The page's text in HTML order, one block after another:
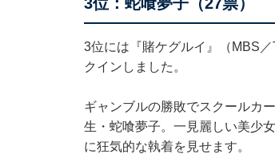
3位には『賭ケグルイ』（MBS
クインしました。
ギャンブルの勝敗でスクールカ
生・蛇喰夢子。一見麗しい美少
に狂気的な執着を見せます。